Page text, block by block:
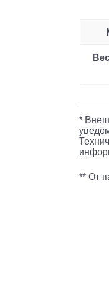
*
** От